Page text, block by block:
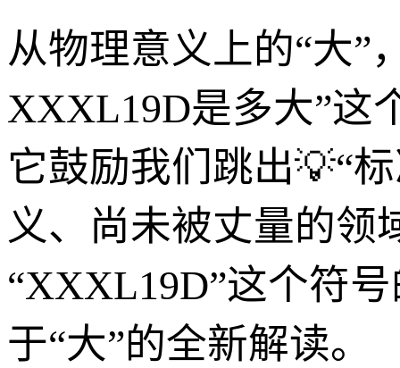
从物理意义上的“大”
XXXL19D是多大”这
它鼓励我们跳出💡“
义、尚未被丈量的领
“XXXL19D”这个符
于“大”的全新解读。